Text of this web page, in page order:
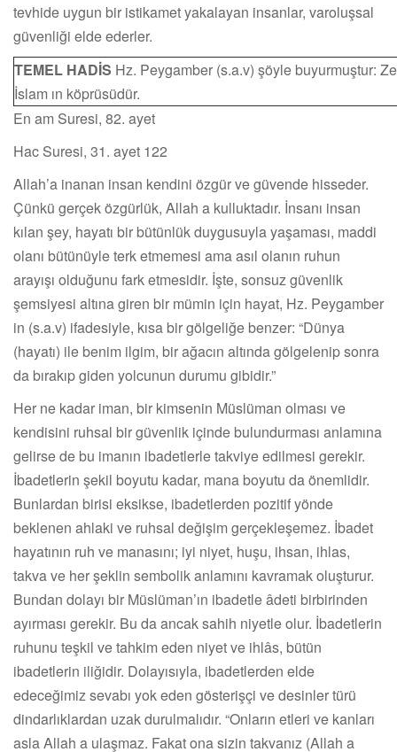
tevhide uygun bir istikamet yakalayan insanlar, varoluşsal
güvenliği elde ederler.
TEMEL HADİS Hz. Peygamber (s.a.v) şöyle buyurmuştur:
İslam ın köprüsüdür.
En am Suresi, 82. ayet
Hac Suresi, 31. ayet 122
Allah’a inanan insan kendini özgür ve güvende hisseder.
Çünkü gerçek özgürlük, Allah a kulluktadır. İnsanı insan
kılan şey, hayatı bir bütünlük duygusuyla yaşaması, maddi
olanı bütünüyle terk etmemesi ama asıl olanın ruhun
arayışı olduğunu fark etmesidir. İşte, sonsuz güvenlik
şemsiyesi altına giren bir mümin için hayat, Hz. Peygamber
in (s.a.v) ifadesiyle, kısa bir gölgeliğe benzer: “Dünya
(hayatı) ile benim ilgim, bir ağacın altında gölgelenip sonra
da bırakıp giden yolcunun durumu gibidir.”
Her ne kadar iman, bir kimsenin Müslüman olması ve
kendisini ruhsal bir güvenlik içinde bulundurması anlamına
gelirse de bu imanın ibadetlerle takviye edilmesi gerekir.
İbadetlerin şekil boyutu kadar, mana boyutu da önemlidir.
Bunlardan birisi eksikse, ibadetlerden pozitif yönde
beklenen ahlaki ve ruhsal değişim gerçekleşemez. İbadet
hayatının ruh ve manasını; iyi niyet, huşu, ihsan, ihlas,
takva ve her şeklin sembolik anlamını kavramak oluşturur.
Bundan dolayı bir Müslüman’ın ibadetle âdeti birbirinden
ayırması gerekir. Bu da ancak sahih niyetle olur. İbadetlerin
ruhunu teşkil ve tahkim eden niyet ve ihlâs, bütün
ibadetlerin iliğidir. Dolayısıyla, ibadetlerden elde
edeceğimiz sevabı yok eden gösterişçi ve desinler türü
dindarlıklardan uzak durulmalıdır. “Onların etleri ve kanları
asla Allah a ulaşmaz. Fakat ona sizin takvanız (Allah a